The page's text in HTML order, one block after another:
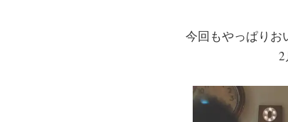
今回もやっぱり